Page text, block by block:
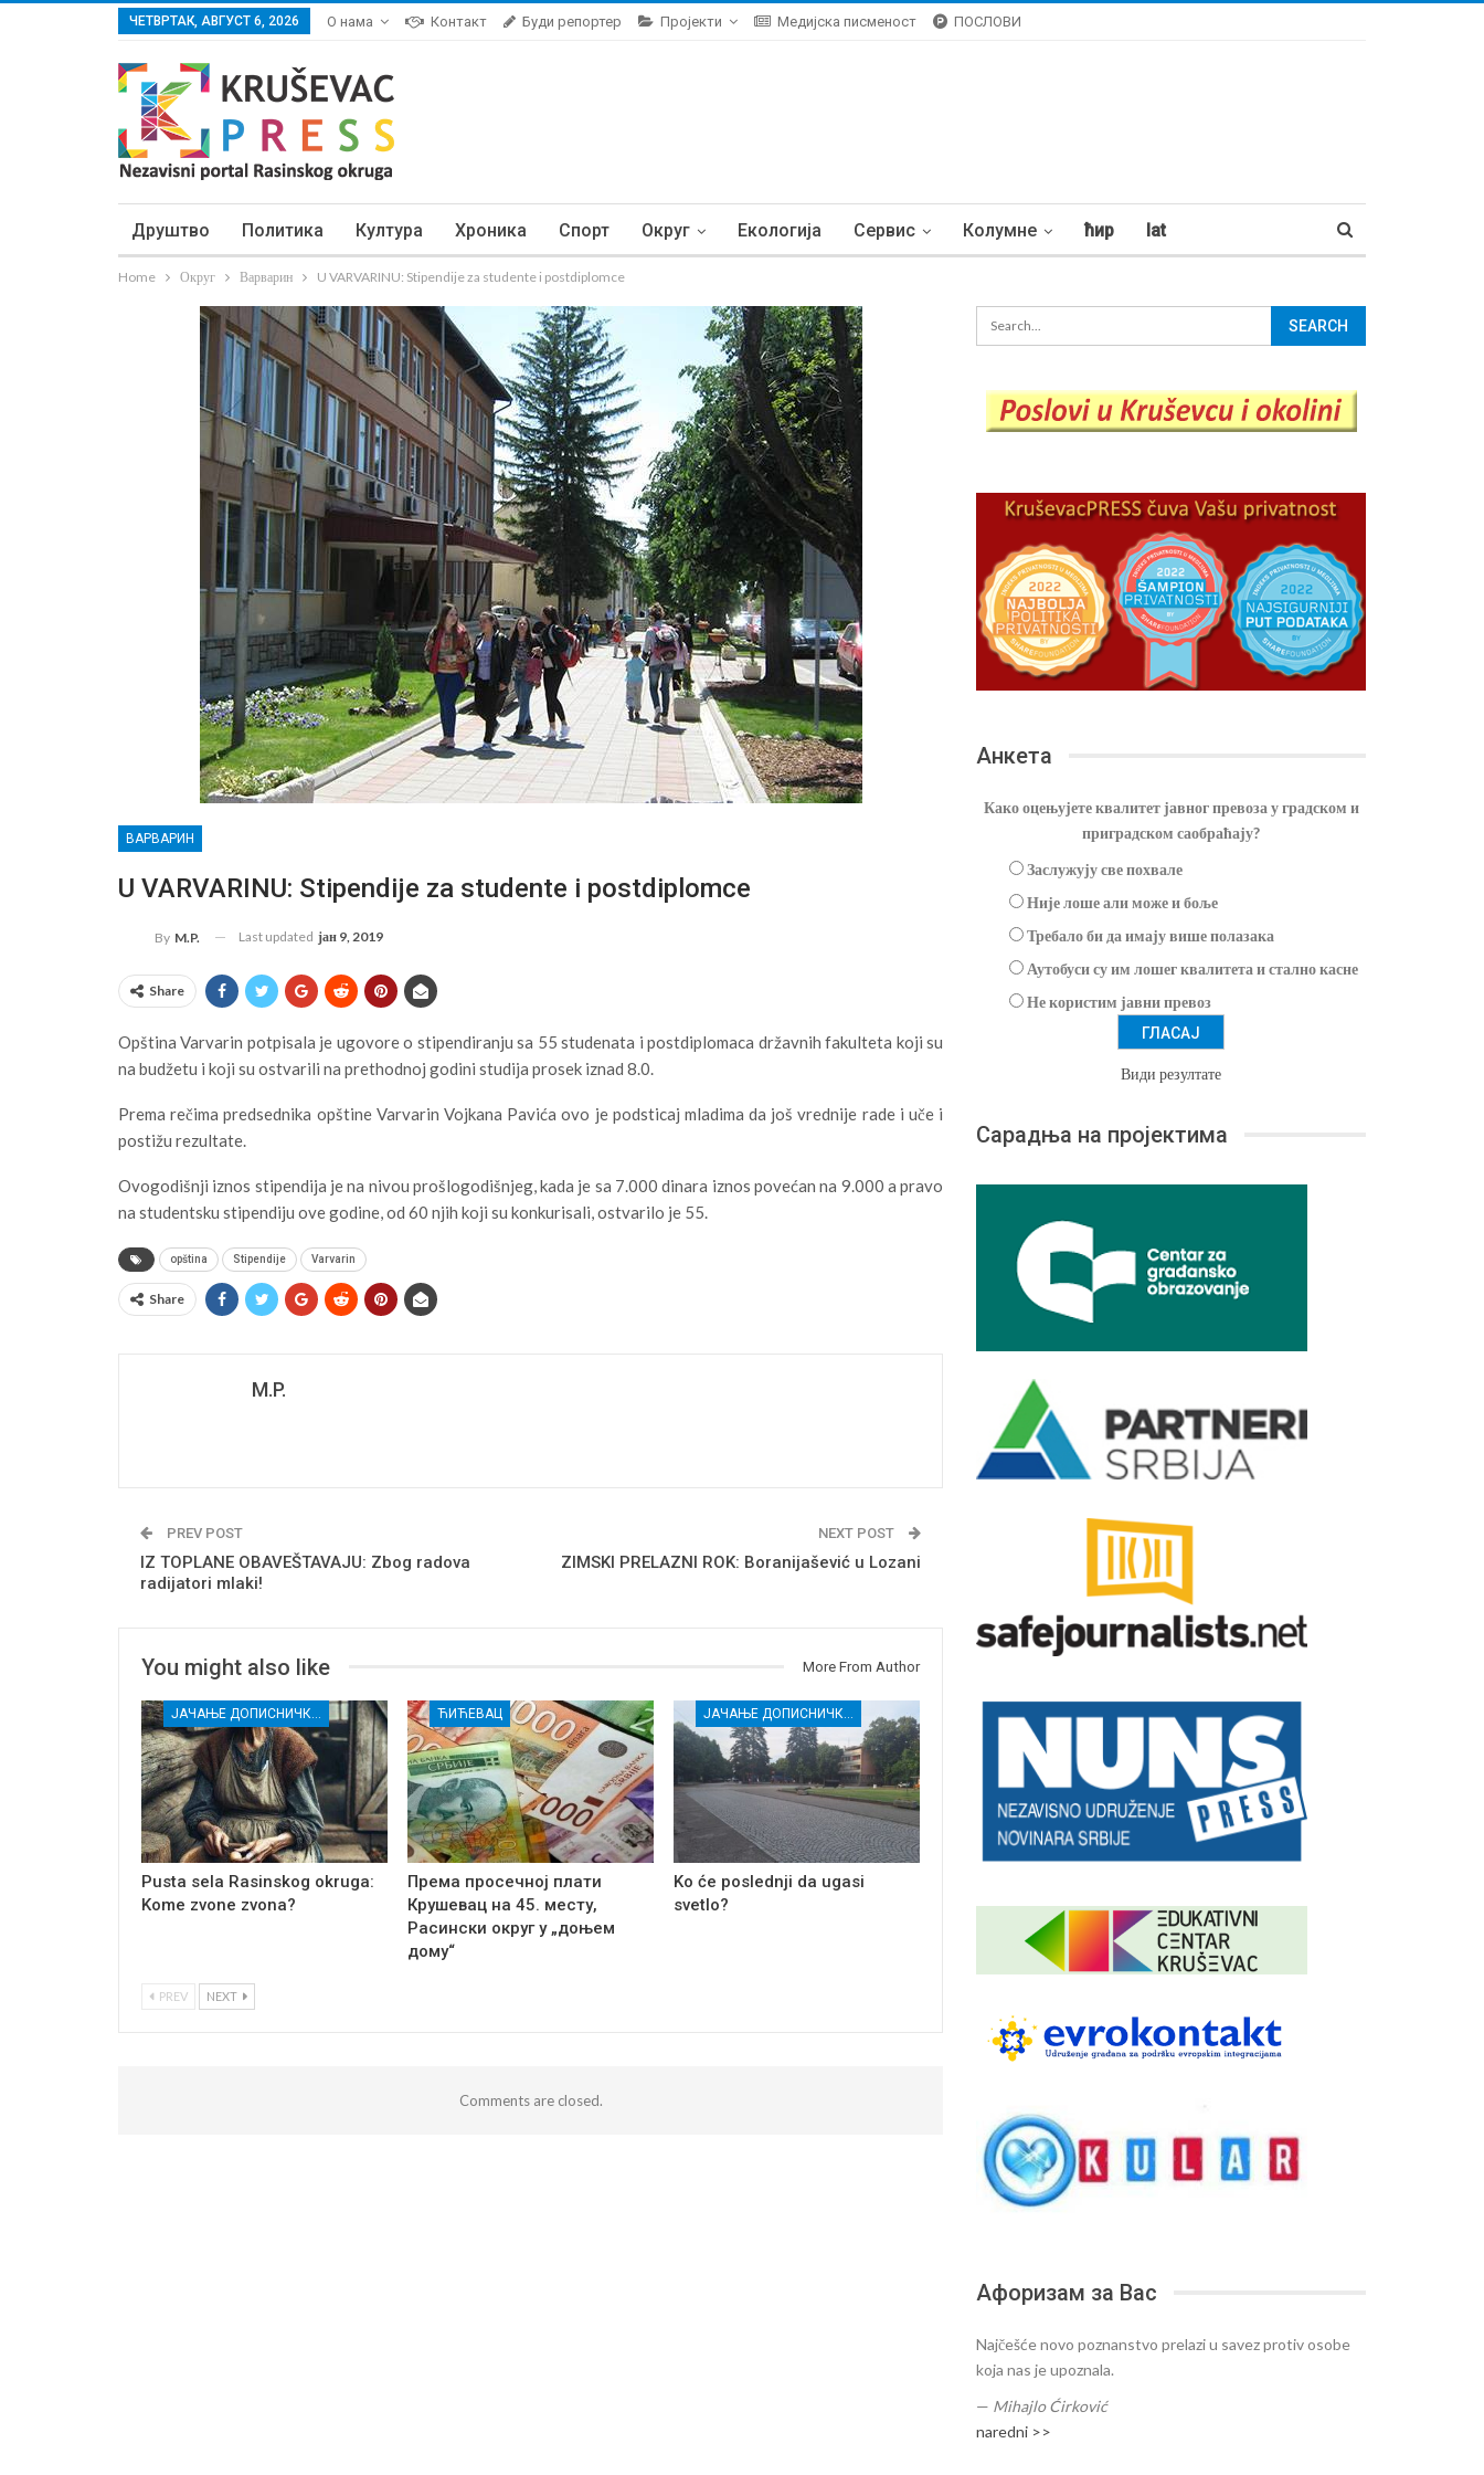
ЧЕТВРТАК, АВГУСТ 6, 2026 О нама Контакт Буди репортер Пројекти Медијска писменост ПОСЛОВИ
Друштво Политика Култура Хроника Спорт Округ Екологија Сервис Колумне ћир lat
Home Округ Варварин U VARVARINU: Stipendije za studente i postdiplomce
ВАРВАРИН
U VARVARINU: Stipendije za studente i postdiplomce
By M.P. Last updated јан 9, 2019
Share
Opština Varvarin potpisala je ugovore o stipendiranju sa 55 studenata i postdiplomaca državnih fakulteta koji su
na budžetu i koji su ostvarili na prethodnoj godini studija prosek iznad 8.0.
Prema rečima predsednika opštine Varvarin Vojkana Pavića ovo je podsticaj mladima da još vrednije rade i uče i
postižu rezultate.
Ovogodišnji iznos stipendija je na nivou prošlogodišnjeg, kada je sa 7.000 dinara iznos povećan na 9.000 a pravo
na studentsku stipendiju ove godine, od 60 njih koji su konkurisali, ostvarilo je 55.
opština Stipendije Varvarin
Share
M.P.
PREV POST
IZ TOPLANE OBAVEŠTAVAJU: Zbog radova
radijatori mlaki!
NEXT POST
ZIMSKI PRELAZNI ROK: Boranijašević u Lozani
You might also like More From Author
ЈАЧАЊЕ ДОПИСНИЧКЕ МРЕЖЕ НЕЗАВИСНИХ МЕДИЈА У РАСИНСКОМ ОКРУГУ
Pusta sela Rasinskog okruga:
Kome zvone zvona?
ЋИЋЕВАЦ
Према просечној плати
Крушевац на 45. месту,
Расински округ у „доњем
дому“
ЈАЧАЊЕ ДОПИСНИЧКЕ МРЕЖЕ НЕЗАВИСНИХ МЕДИЈА У РАСИНСКОМ ОКРУГУ
Ko će poslednji da ugasi
svetlo?
PREV NEXT
Comments are closed.
Анкета
Како оцењујете квалитет јавног превоза у градском и
приградском саобраћају?
Заслужују све похвале
Није лоше али може и боље
Требало би да имају више полазака
Аутобуси су им лошег квалитета и стално касне
Не користим јавни превоз
Види резултате
Сарадња на пројектима
Афоризам за Вас
Najčešće novo poznanstvo prelazi u savez protiv osobe
koja nas je upoznala.
— Mihajlo Ćirković
naredni >>